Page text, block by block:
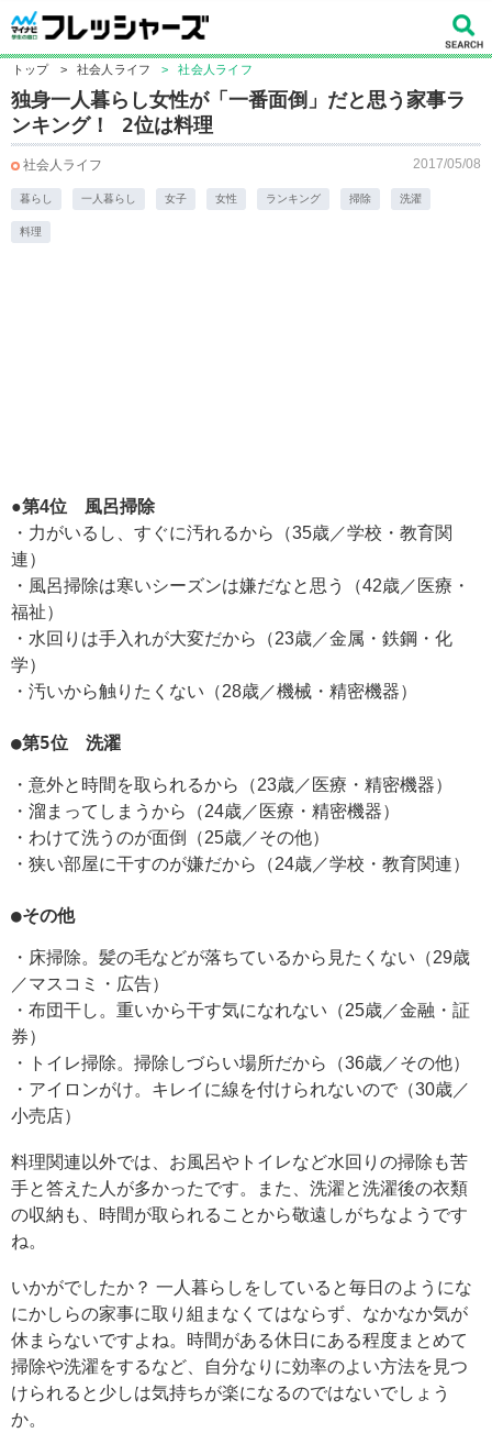
トップ > 社会人ライフ > 社会人ライフ
独身一人暮らし女性が「一番面倒」だと思う家事ラ
ンキング！ 2位は料理
社会人ライフ 2017/05/08
暮らし 一人暮らし 女子 女性 ランキング 掃除 洗濯
料理
●第4位 風呂掃除
・力がいるし、すぐに汚れるから（35歳／学校・教育関
連）
・風呂掃除は寒いシーズンは嫌だなと思う（42歳／医療・
福祉）
・水回りは手入れが大変だから（23歳／金属・鉄鋼・化
学）
・汚いから触りたくない（28歳／機械・精密機器）
●第5位 洗濯
・意外と時間を取られるから（23歳／医療・精密機器）
・溜まってしまうから（24歳／医療・精密機器）
・わけて洗うのが面倒（25歳／その他）
・狭い部屋に干すのが嫌だから（24歳／学校・教育関連）
●その他
・床掃除。髪の毛などが落ちているから見たくない（29歳
／マスコミ・広告）
・布団干し。重いから干す気になれない（25歳／金融・証
券）
・トイレ掃除。掃除しづらい場所だから（36歳／その他）
・アイロンがけ。キレイに線を付けられないので（30歳／
小売店）
料理関連以外では、お風呂やトイレなど水回りの掃除も苦
手と答えた人が多かったです。また、洗濯と洗濯後の衣類
の収納も、時間が取られることから敬遠しがちなようです
ね。
いかがでしたか？ 一人暮らしをしていると毎日のようにな
にかしらの家事に取り組まなくてはならず、なかなか気が
休まらないですよね。時間がある休日にある程度まとめて
掃除や洗濯をするなど、自分なりに効率のよい方法を見つ
けられると少しは気持ちが楽になるのではないでしょう
か。